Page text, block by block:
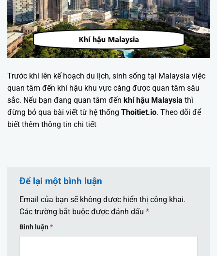
Trước khi lên kế hoạch du lịch, sinh sống tại Malaysia việc
quan tâm đến khí hậu khu vực càng được quan tâm sâu
sắc. Nếu bạn đang quan tâm đến khí hậu Malaysia thì
đừng bỏ qua bài viết từ hệ thống Thoitiet.io. Theo dõi để
biết thêm thông tin chi tiết
Để lại một bình luận
Email của bạn sẽ không được hiển thị công khai.
Các trường bắt buộc được đánh dấu *
Bình luận *